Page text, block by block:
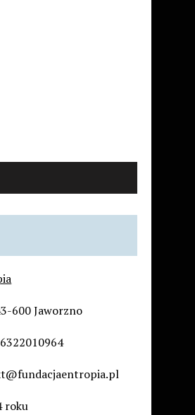
600 Jaworzno
6322010964
roku